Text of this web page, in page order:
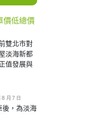
價低總價
雙北市對
淡海新都
值發展與
8 月 7 日
後，為淡海